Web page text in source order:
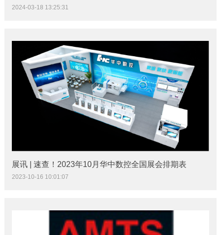
2024-03-18 13:25:31
展讯 | 速查！2023年10月华中数控全国展会排期表
2023-10-16 10:01:07